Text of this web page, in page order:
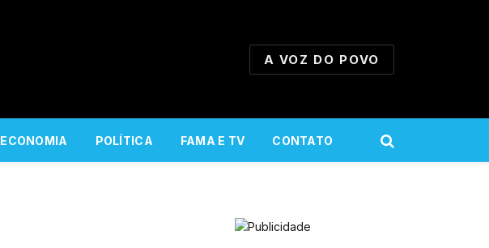
A VOZ DO POVO
ECONOMIA POLÍTICA FAMA E TV CONTATO